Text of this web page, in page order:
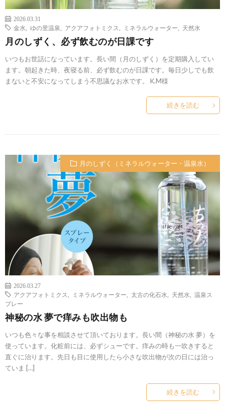
2026.03.31
金水
ゆの里温泉 アクアフォトミクス ミネラルウォーター 天然水
月のしずく、必ず飲むのが日課です
いつもお世話になっています。長い間（月のしずく）を定期購入してい
ます。朝起きた時、夜寝る前、必ず飲むのが日課です。毎日少しでも飲
まないと不安になってしまう不思議なお水です。 K.M様
続きを読む
月のしずく（ミネラルウォーター・温泉水）
2026.03.27
アクアフォトミクス
ミネラルウォーター 太古の化石水 天然水
温泉ス
プレー
神秘の水 夢で痒みも吹出物も
いつも色々な事を相談させて頂いております。長い間（神秘の水 夢）を
使っています。化粧前には、必ずシューです。痒みの時も一吹きすると
直ぐに治ります。先日も目に使用したら小さな吹出物が次の日には治っ
ていま […]
続きを読む